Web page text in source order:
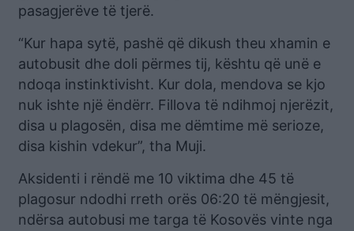
pasagjerëve të tjerë.
“Kur hapa sytë, pashë që dikush theu xhamin e
autobusit dhe doli përmes tij, kështu që unë e
ndoqa instinktivisht. Kur dola, mendova se kjo
nuk ishte një ëndërr. Fillova të ndihmoj njerëzit,
disa u plagosën, disa me dëmtime më serioze,
disa kishin vdekur”, tha Muji.
Aksidenti i rëndë me 10 viktima dhe 45 të
plagosur ndodhi rreth orës 06:20 të mëngjesit,
ndërsa autobusi me targa të Kosovës vinte nga